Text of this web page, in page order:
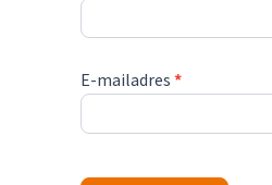
E-mailadres *